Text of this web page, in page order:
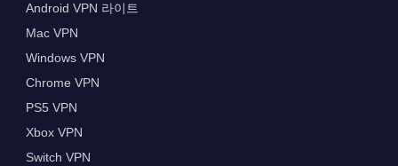
Android VPN 라이트
Mac VPN
Windows VPN
Chrome VPN
PS5 VPN
Xbox VPN
Switch VPN